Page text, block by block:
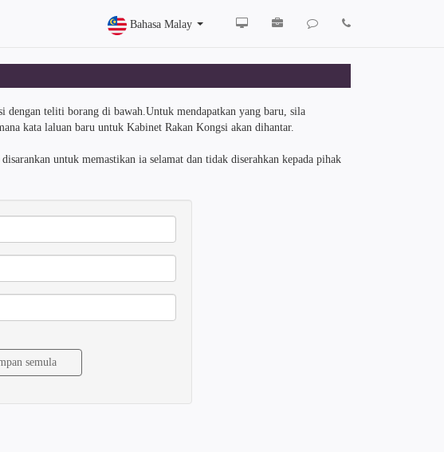
Bahasa Malay
dengan teliti borang di bawah.Untuk mendapatkan yang baru, sila
kata laluan baru untuk Kabinet Rakan Kongsi akan dihantar.
untuk memastikan ia selamat dan tidak diserahkan kepada pihak